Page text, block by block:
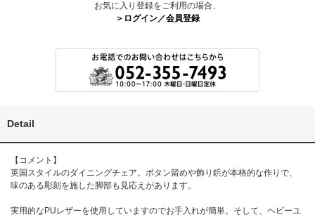
お気に入り登録をご利用の場合、
＞ログイン／会員登録
Detail
【コメント】
英国スタイルのダイニングチェア。ボタン留めや飾り鋲が本格的な作りで、
味のある彫刻を施した脚部も見応えがあります。
実用的なPUレザーを使用していますのでお手入れが簡単。そして、ヘビーユ